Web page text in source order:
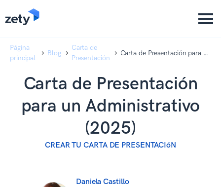
Página
principal
Blog
Carta de
Presentación
Carta de Presentación para un
Carta de Presentación
para un Administrativo
(2025)
CREAR TU CARTA DE PRESENTACIóN
Daniela Castillo